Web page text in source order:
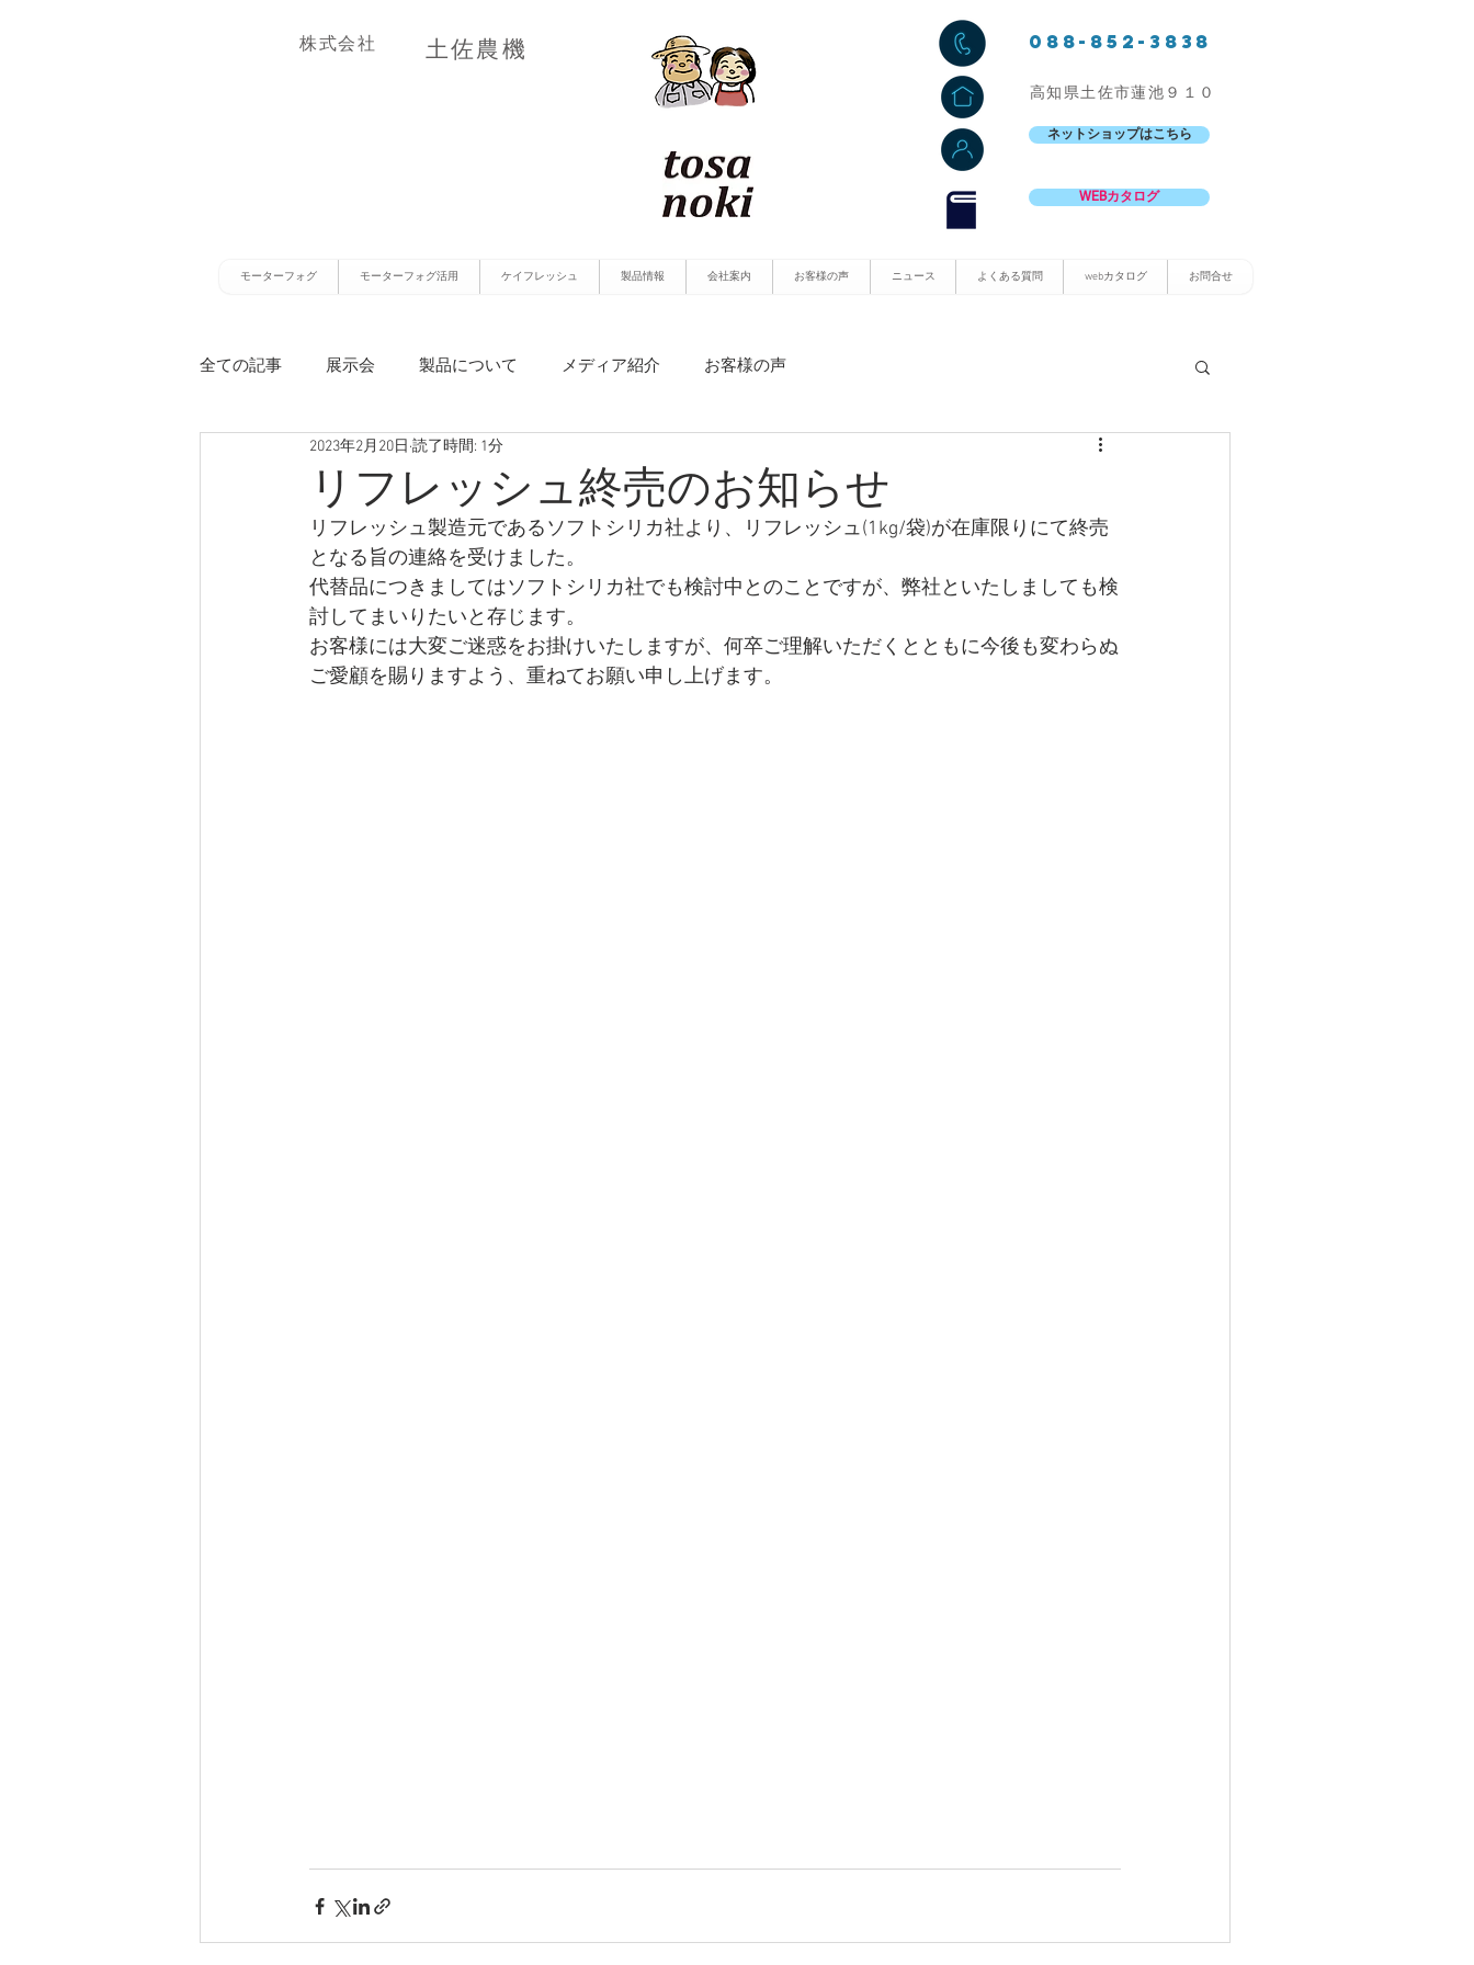
株式会社 土佐農機 088-852-3838
高知県土佐市蓮池９１０
ネットショップはこちら
WEBカタログ
モーターフォグ モーターフォグ活用 ケイフレッシュ 製品情報 会社案内 お客様の声 ニュース よくある質問 webカタログ お問合せ
全ての記事 展示会 製品について メディア紹介 お客様の声
リフレッシュ終売のお知らせ
2023年2月20日 読了時間: 1分
リフレッシュ製造元であるソフトシリカ社より、リフレッシュ(1kg/袋)が在庫限りにて終売
となる旨の連絡を受けました。
代替品につきましてはソフトシリカ社でも検討中とのことですが、弊社といたしましても検
討してまいりたいと存じます。
お客様には大変ご迷惑をお掛けいたしますが、何卒ご理解いただくとともに今後も変わらぬ
ご愛顧を賜りますよう、重ねてお願い申し上げます。